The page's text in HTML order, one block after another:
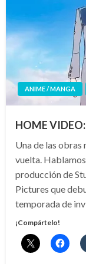
ANIME / MANGA
HOME
Una de las obras
vuelta.
producción de
Pictures que
temporada de
¡Compártelo!